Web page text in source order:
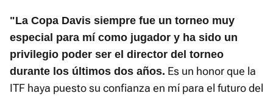
"La Copa Davis siempre fue un torneo muy
especial para mí como jugador y ha sido un
privilegio poder ser el director del torneo
durante los últimos dos años. Es un honor que la
ITF haya puesto su confianza en mí para el futuro del